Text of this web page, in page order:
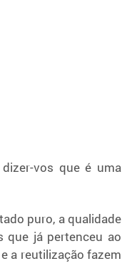
vos que é uma
puro, a qualidade
que já pertenceu ao
a reutilização fazem